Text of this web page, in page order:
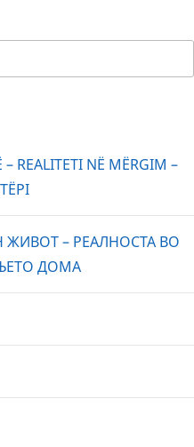
– REALITETI NË MËRGIM –
– РЕАЛНОСТА ВО
ДОМА